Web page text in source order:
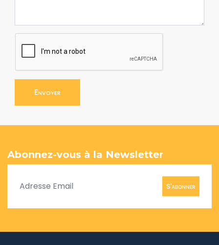
Envoyer
Abonnez-vous à la Newsletter
S'abonner